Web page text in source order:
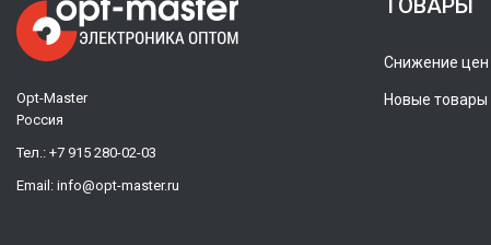
Opt-Master
Россия
Тел.: +7 915 280-02-03
Email: info@opt-master.ru
ТОВАРЫ
Снижение цен
Новые товары